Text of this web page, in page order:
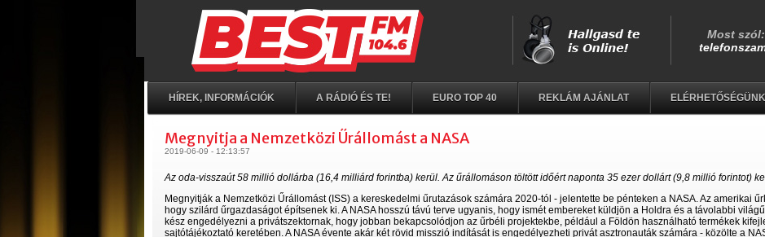
HÍREK, INFORMÁCIÓK A RÁDIÓ ÉS TE! EURO TOP 40 REKLÁM AJÁNLAT ELÉRHETŐSÉGÜNK
Megnyitja a Nemzetközi Űrállomást a NASA
2019-06-09 - 12:13:57
Az oda-visszaút 58 millió dollárba (16,4 milliárd forintba) kerül. Az űrállomáson töltött időért naponta 35 ezer dollárt (9,8 millió forintot)
Megnyitják a Nemzetközi Űrállomást (ISS) a kereskedelmi űrutazások számára 2020-tól - jelentette be pénteken a NASA. Az amerikai
hogy szilárd űrgazdaságot építsenek ki. A NASA hosszú távú terve ugyanis, hogy ismét embereket küldjön a Holdra és a távolabbi
kész engedélyezni a privátszektornak, hogy jobban bekapcsolódjon az űrbéli projektekbe, például a Földön használható termékek
sajtótájékoztató keretében. A NASA évente akár két rövid misszió indítását is engedélyezheti privát asztronauták számára - közölte a